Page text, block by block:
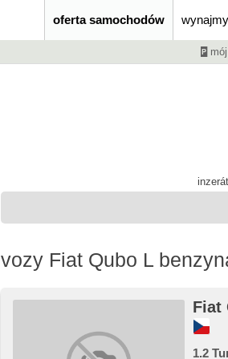
oferta samochodów wynajmy
vozy Fiat Qubo L
Fiat
1.2